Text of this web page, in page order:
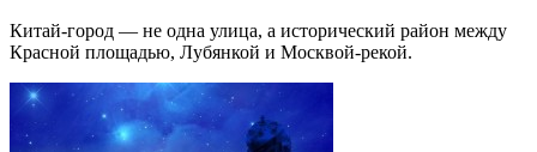
Китай-город — не одна улица, а исторический район между
Красной площадью, Лубянкой и Москвой-рекой.